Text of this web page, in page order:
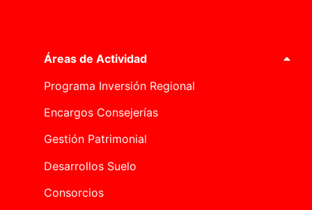
Áreas de Actividad
Programa Inversión Regional
Encargos Consejerías
Gestión Patrimonial
Desarrollos Suelo
Consorcios